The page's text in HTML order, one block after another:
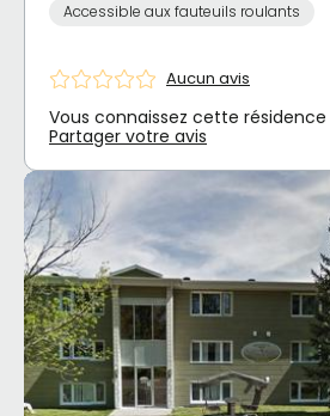
Accessible aux fauteuils roulants
Aucun avis
Vous connaissez cette résidence
Partager votre avis